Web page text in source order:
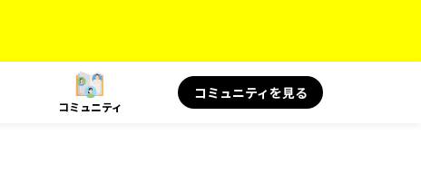
コミュニティ
コミュニティを見る